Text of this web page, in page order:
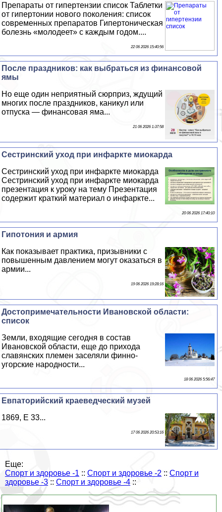
Препараты от гипертензии список Таблетки
от гипертонии нового поколения: список
современных препаратов Гипертоническая
болезнь «молодеет» с каждым годом....
22 06 2026 15:40:56
После праздников: как выбраться из финансовой
ямы
Но еще один неприятный сюрприз, ждущий
многих после праздников, каникул или
отпуска — финансовая яма...
21 06 2026 1:37:58
Сестринский уход при инфаркте миокарда
Сестринский уход при инфаркте миокарда
Сестринский уход при инфаркте миокарда
презентация к уроку на тему Презентация
содержит краткий материал о инфаркте...
20 06 2026 17:40:10
Гипотония и армия
Как показывает пpaктика, призывники с
повышенным давлением могут оказаться в
армии...
19 06 2026 19:28:16
Достопримечательности Ивановской области:
список
Земли, входящие сегодня в состав
Ивановской области, еще до прихода
славянских племен заселяли финно-
угорские народности...
18 06 2026 5:56:47
Евпаторийский краеведческий музей
1869, E 33...
17 06 2026 20:53:16
Еще:
Спорт и здоровье -1 :: Спорт и здоровье -2 :: Спорт и
здоровье -3 :: Спорт и здоровье -4 ::